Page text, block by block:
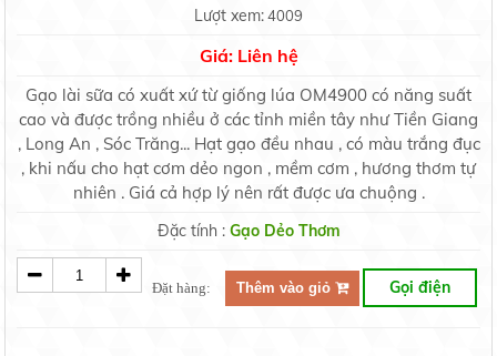
Lượt xem:4009
Giá: Liên hệ
Gạo lài sữa có xuất xứ từ giống lúa OM4900 có năng suất
cao và được trồng nhiều ở các tỉnh miền tây như Tiền Giang
, Long An , Sóc Trăng... Hạt gạo đều nhau , có màu trắng đục
, khi nấu cho hạt cơm dẻo ngon , mềm cơm , hương thơm tự
nhiên . Giá cả hợp lý nên rất được ưa chuộng .
Đặc tính : Gạo Dẻo Thơm
Đặt hàng: Thêm vào giỏ Gọi điện